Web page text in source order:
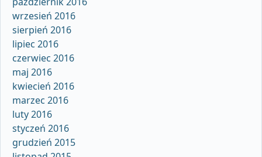
wrzesień 2016
sierpień 2016
lipiec 2016
czerwiec 2016
maj 2016
kwiecień 2016
marzec 2016
luty 2016
styczeń 2016
grudzień 2015